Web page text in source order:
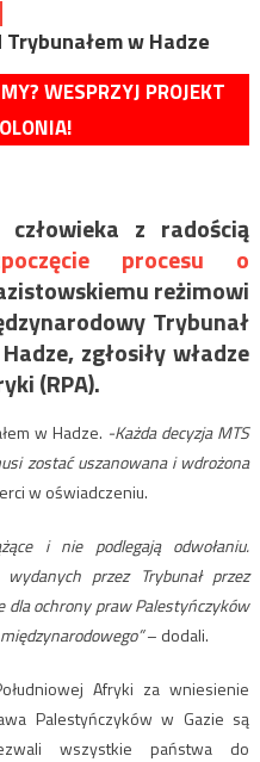
w Hadze
WESPRZYJ PROJEKT
z radością
procesu o
reżimowi
Trybunał
zgłosiły władze
(RPA).
w Hadze. -Każda decyzja MTS
zostać uszanowana i wdrożona
w oświadczeniu.
i nie podlegają odwołaniu.
przez Trybunał przez
ochrony praw Palestyńczyków
– dodali.
Afryki za wniesienie
Palestyńczyków w Gazie są
wszystkie państwa do